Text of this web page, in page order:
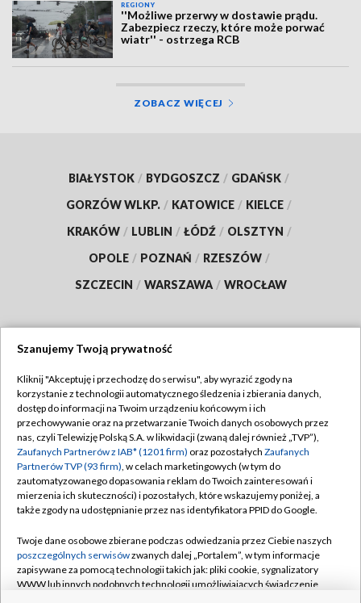
REGIONY
''Możliwe przerwy w dostawie prądu.
Zabezpiecz rzeczy, które może porwać
wiatr'' - ostrzega RCB
ZOBACZ WIĘCEJ
BIAŁYSTOK / BYDGOSZCZ / GDAŃSK /
GORZÓW WLKP. / KATOWICE / KIELCE /
KRAKÓW / LUBLIN / ŁÓDŹ / OLSZTYN /
OPOLE / POZNAŃ / RZESZÓW /
SZCZECIN / WARSZAWA / WROCŁAW
TVP
Abonament TVP
Emisja w TVP
Centrum informacji TVP
Naziemna Telewizja Cyfrowa
Rada Programowa
System NOS
Regulamin TVP
Polityka prywatności
Moje zgody
Pomoc
Kontakt
Szanujemy Twoją prywatność
Kliknij "Akceptuję i przechodzę do serwisu", aby wyrazić zgody na
korzystanie z technologii automatycznego śledzenia i zbierania danych,
dostęp do informacji na Twoim urządzeniu końcowym i ich
przechowywanie oraz na przetwarzanie Twoich danych osobowych przez
nas, czyli Telewizję Polską S.A. w likwidacji (zwaną dalej również „TVP”),
Zaufanych Partnerów z IAB* (1201 firm) oraz pozostałych Zaufanych
Partnerów TVP (93 firm), w celach marketingowych (w tym do
zautomatyzowanego dopasowania reklam do Twoich zainteresowań i
mierzenia ich skuteczności) i pozostałych, które wskazujemy poniżej, a
także zgody na udostępnianie przez nas identyfikatora PPID do Google.
Twoje dane osobowe zbierane podczas odwiedzania przez Ciebie naszych
poszczególnych serwisówzwanych dalej „Portalem”, w tym informacje
zapisywane za pomocą technologii takich jak: pliki cookie, sygnalizatory
WWW lub innych podobnych technologii umożliwiających świadczenie